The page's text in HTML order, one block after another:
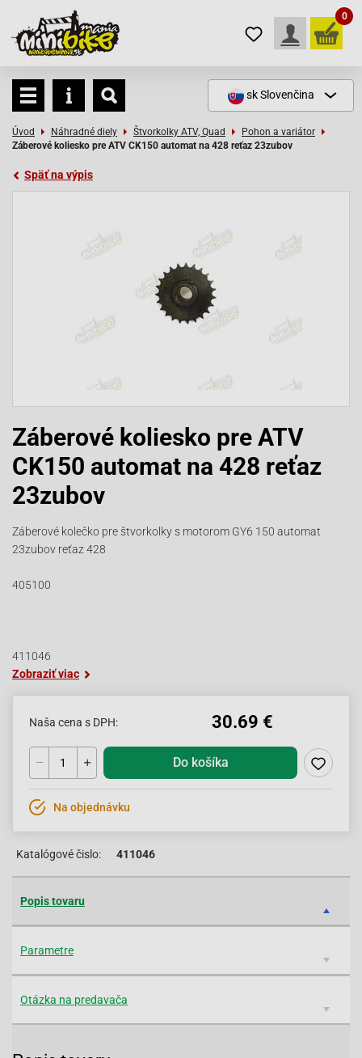
0
skSlovenčina
Úvod Náhradné diely Štvorkolky ATV, Quad
Pohon a variátor
Záberové koliesko pre ATV CK150 automat na 428 reťaz 23zubov
Späť na výpis
Záberové koliesko pre ATV
CK150 automat na 428 reťaz
23zubov
Záberové kolečko pre štvorkolky s motorom GY6 150 automat
23zubov reťaz 428
405100
411046
Zobraziť viac
Naša cena s DPH: 30.69 €
Do košíka
Na objednávku
Katalógové čislo: 411046
Popis tovaru
Parametre
Otázka na predavača